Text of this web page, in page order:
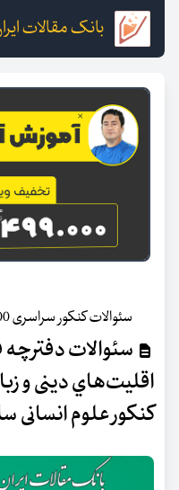
بانک مقالات
سئوالات کنکور سراسری 1400
سئوالات
اقليت‌هاي دينی و
کنکور علوم انسانی سال